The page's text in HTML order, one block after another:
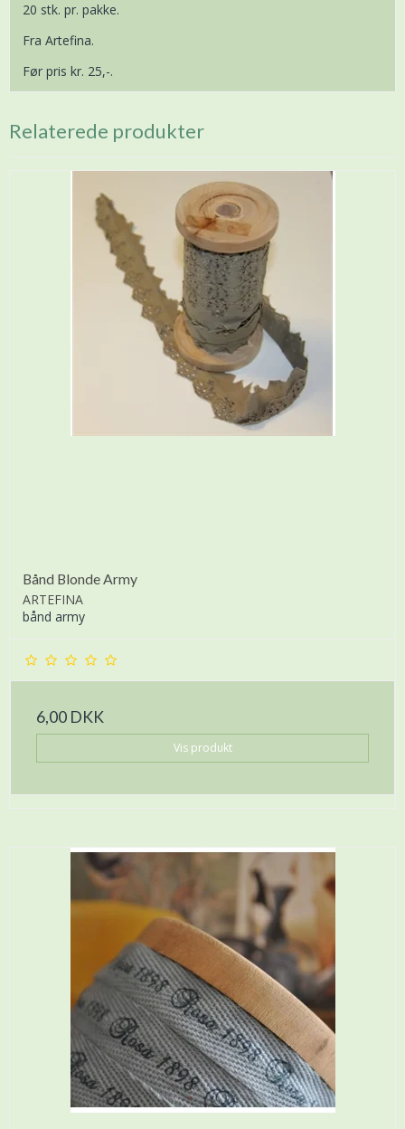
20 stk. pr. pakke.
Fra Artefina.
Før pris kr. 25,-.
Relaterede produkter
Bånd Blonde Army
ARTEFINA
bånd army
6,00 DKK
Vis produkt